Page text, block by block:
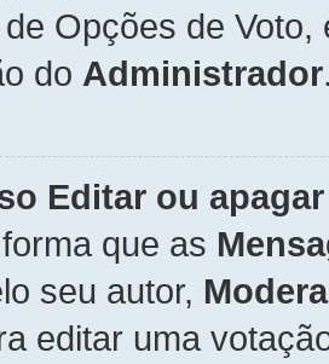
Opções de
do Administrador
Editar ou
que as
seu autor,
editar uma